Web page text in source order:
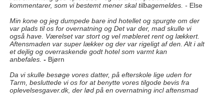
kommentarer, som vi bestemt mener skal tilbagemeldes. - Else
Min kone og jeg dumpede bare ind hotellet og spurgte om der
var plads til os for overnatning og Det var der, mad skulle vi
også have. Værelset var stort og vel møbleret rent og lækkert.
Aftensmaden var super lækker og der var rigeligt af den. Alt i alt
et dejlig og overraskende godt hotel som varmt kan
anbefales. - Bjørn
Da vi skulle besøge vores datter, på efterskole lige uden for
Tarm, besluttede vi os for at benytte vores tilgode bevis fra
oplevelsesgaver.dk, der lød på en overnatning incl aftensmad